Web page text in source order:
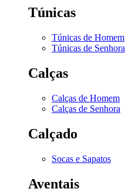
Túnicas
Túnicas de Homem
Túnicas de Senhora
Calças
Calças de Homem
Calças de Senhora
Calçado
Socas e Sapatos
Aventais